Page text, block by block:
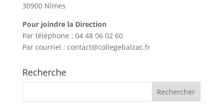
30900 Nîmes
Pour joindre la Direction
Par téléphone : 04 48 06 02 60
Par courriel : contact@collegebalzac.fr
Recherche